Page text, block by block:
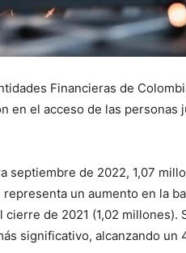
Financieras de
en el acceso de las personas
septiembre de 2022, 1,07
un aumento en la
de 2021 (1,02 millones).
significativo, alcanzando un